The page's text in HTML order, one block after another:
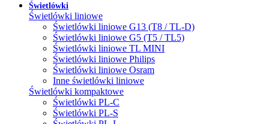
Świetlówki
Świetlówki liniowe
Świetlówki liniowe G13 (T8 / TL-D)
Świetlówki liniowe G5 (T5 / TL5)
Świetlówki liniowe TL MINI
Świetlówki liniowe Philips
Świetlówki liniowe Osram
Inne świetlówki liniowe
Świetlówki kompaktowe
Świetlówki PL-C
Świetlówki PL-S